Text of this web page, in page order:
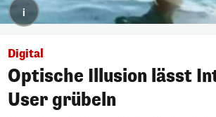
i
Digital
Optische Illusion lässt
User grübeln